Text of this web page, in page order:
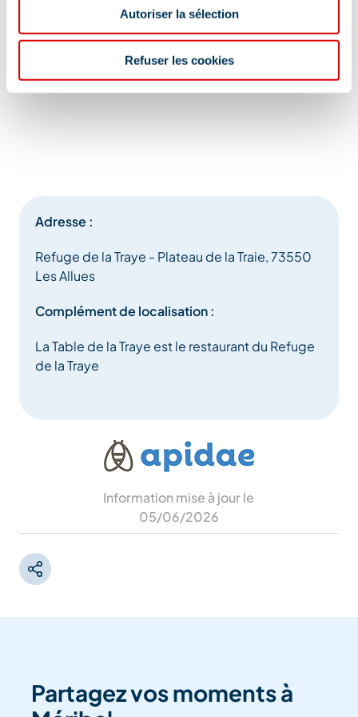
Autoriser la sélection
Refuser les cookies
Adresse :
Refuge de la Traye - Plateau de la Traie, 73550
Les Allues
Complément de localisation :
La Table de la Traye est le restaurant du Refuge
de la Traye
Information mise à jour le
05/06/2026
Partagez vos moments à